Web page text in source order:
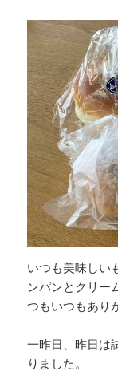
いつも美味しい
ンパンとクリ
つもいつもあり
一昨日、昨日は
りました。